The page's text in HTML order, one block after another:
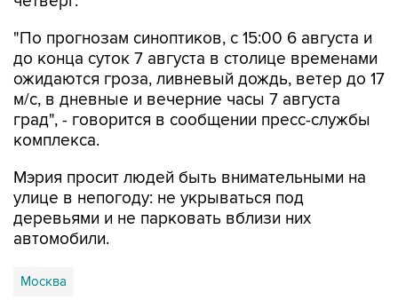
"По прогнозам синоптиков, с 15:00 6 августа и
до конца суток 7 августа в столице временами
ожидаются гроза, ливневый дождь, ветер до 17
м/с, в дневные и вечерние часы 7 августа
град", - говорится в сообщении пресс-службы
комплекса.
Мэрия просит людей быть внимательными на
улице в непогоду: не укрываться под
деревьями и не парковать вблизи них
автомобили.
Москва